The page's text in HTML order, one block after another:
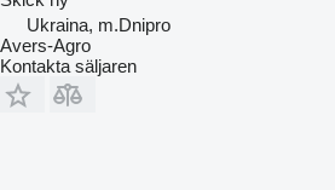
Ukraina, m.Dnipro
Avers-Agro
Kontakta säljaren